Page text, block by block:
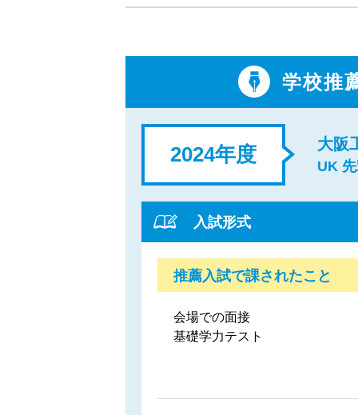
学校推
2024年度 大阪
UK
入試形式
推薦入試で課されたこと
会場での面接
基礎学力テスト